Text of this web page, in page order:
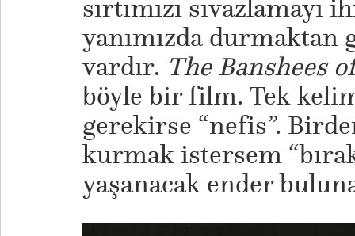
sırtımızı sıvazlamayı
yanımızda
vardır. The Banshees
böyle bir film. Tek
gerekirse “nefis”.
kurmak istersem
yaşanacak ender